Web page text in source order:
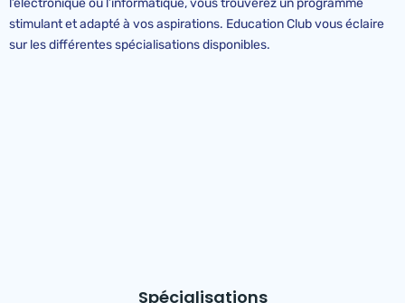
l’électronique ou l’informatique, vous trouverez un programme
stimulant et adapté à vos aspirations. Education Club vous éclaire
sur les différentes spécialisations disponibles.
Spécialisations